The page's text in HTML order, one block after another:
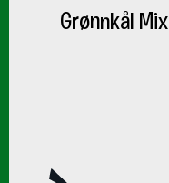
Grønnkål